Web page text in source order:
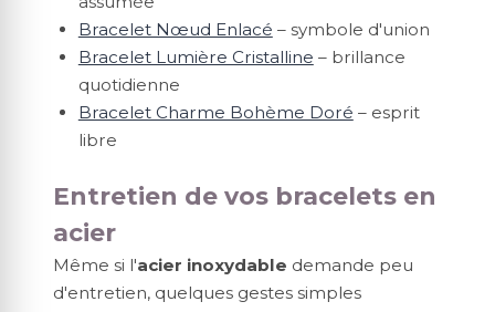
Bracelet Nœud Enlacé – symbole d'union
Bracelet Lumière Cristalline – brillance
quotidienne
Bracelet Charme Bohème Doré – esprit
libre
Entretien de vos bracelets en
acier
Même si l'acier inoxydable demande peu
d'entretien, quelques gestes simples